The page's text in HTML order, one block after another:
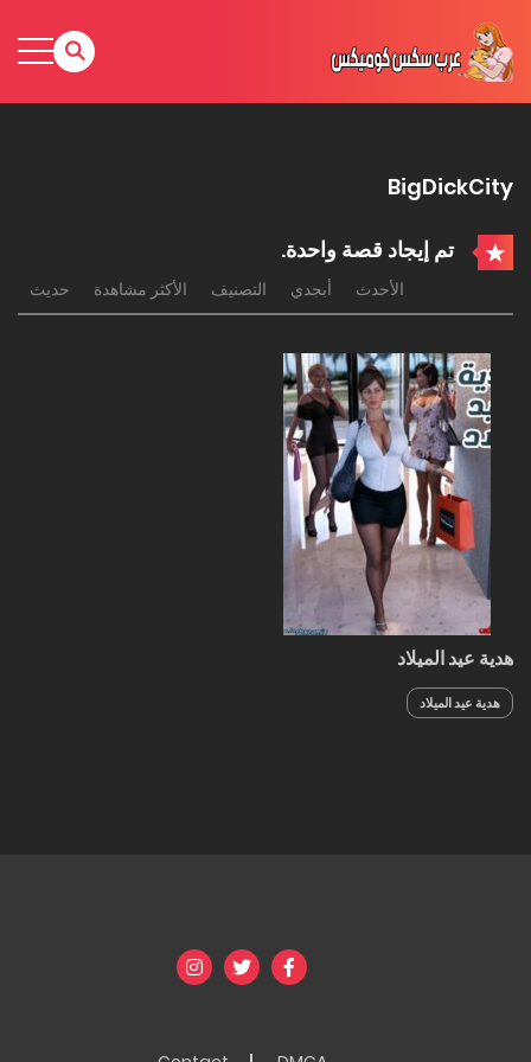
BigDickCity
تم إيجاد قصة واحدة.
الأحدث أبجدي التصنيف الأكثر مشاهدة حديث
هدية عيد الميلاد
هدية عيد الميلاد